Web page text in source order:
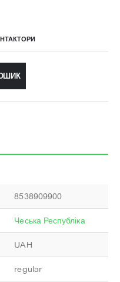
8538909900
Чеська Республіка
UAH
regular